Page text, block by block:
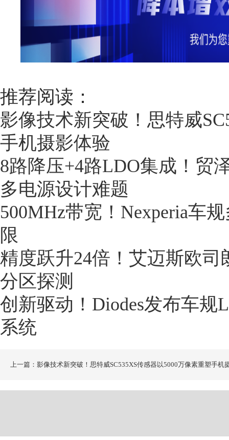
推荐阅读：
影像技术新突破！思特威
手机摄影体验
8路降压+4路LDO集成！贸
多电源设计难题
500MHz带宽！Nexperia车
限
精度跃升24倍！艾迈斯欧司
分区探测
创新驱动！Diodes发布车
系统
上一篇：影像技术新突破！思特威SC535XS传感器以5000万像素重塑手机